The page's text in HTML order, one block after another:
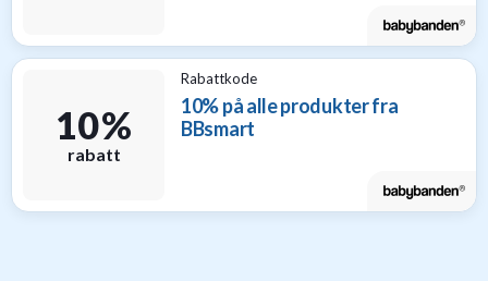
10 %
rabatt
Rabattkode
10% på alle produkter fra
BBsmart